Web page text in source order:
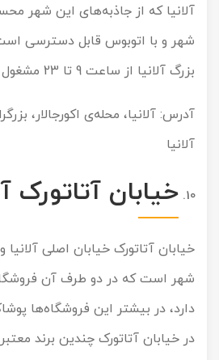
آلانیا که از جاذبه‌های این شهر
شهر و با اتوبوس قابل دسترسی
بزرگ آلانیا از ساعت 9 تا 23 مشغول فعالیت هستند.
آلانیا
خیابان آتاتورک
خیابان آتاتورک خیابان اصلی آلانیا
شهر است که در دو طرف آن
دارد، در بیشتر این فروشگاه‌ها
در خیابان آتاتورک چندین برند